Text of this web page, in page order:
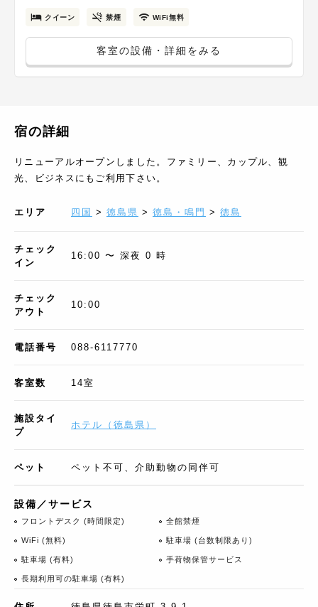
クイーン 禁煙 WiFi無料
客室の設備・詳細をみる
宿の詳細
リニューアルオープンしました。ファミリー、カップル、観
光、ビジネスにもご利用下さい。
エリア 四国 > 徳島県 > 徳島・鳴門 > 徳島
チェック
イン
16:00 〜 深夜 0 時
チェック
アウト
10:00
電話番号 088-6117770
客室数 14室
施設タイ
プ
ホテル （ 徳島県 ）
ペット ペット不可、介助動物の同伴可
設備／サービス
フロントデスク (時間限定) 全館禁煙
WiFi (無料) 駐車場 (台数制限あり)
駐車場 (有料) 手荷物保管サービス
長期利用可の駐車場 (有料)